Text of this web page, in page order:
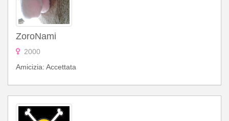
ZoroNami
2000
Amicizia: Accettata